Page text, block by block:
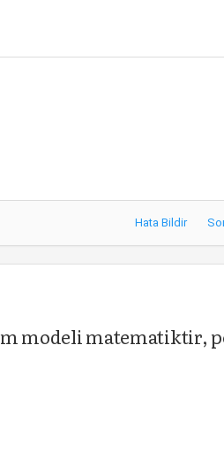
Hata Bildir
modeli matematiktir,